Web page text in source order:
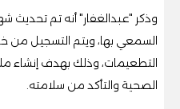
وذكر "عبدالغفار" أنه تم تحديث
السمعي بها، ويتم التسجيل من
التطعيمات، وذلك بهدف إنشاء
الصحية والتأكد من سلامته.